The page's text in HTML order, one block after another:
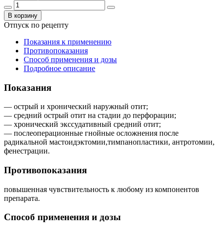
В корзину
Отпуск по рецепту
Показания к применению
Противопоказания
Способ применения и дозы
Подробное описание
Показания
— острый и хронический наружный отит;
— средний острый отит на стадии до перфорации;
— хронический экссудативный средний отит;
— послеоперационные гнойные осложнения после
радикальной мастоидэктомии,тимпанопластики, антротомии,
фенестрации.
Противопоказания
повышенная чувствительность к любому из компонентов
препарата.
Способ применения и дозы